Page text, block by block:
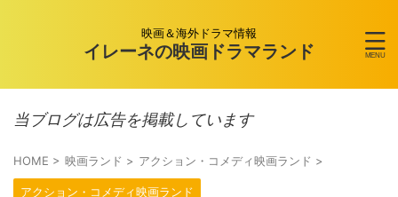
映画＆海外ドラマ情報
イレーネの映画ドラマランド
当ブログは広告を掲載しています
HOME > 映画ランド > アクション・コメディ映画ランド >
アクション・コメディ映画ランド